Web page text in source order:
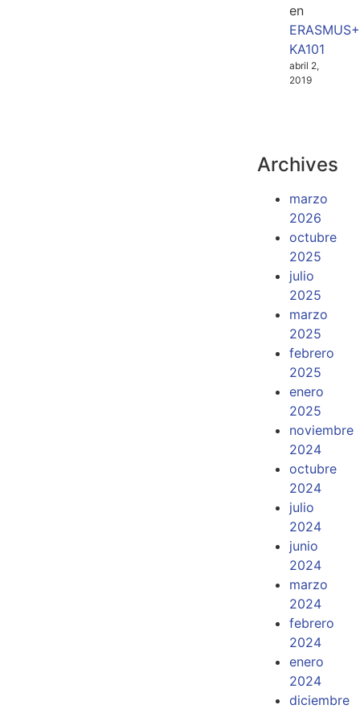
en
ERASMUS+
KA101
abril 2,
2019
Archives
marzo
2026
octubre
2025
julio
2025
marzo
2025
febrero
2025
enero
2025
noviembre
2024
octubre
2024
julio
2024
junio
2024
marzo
2024
febrero
2024
enero
2024
diciembre